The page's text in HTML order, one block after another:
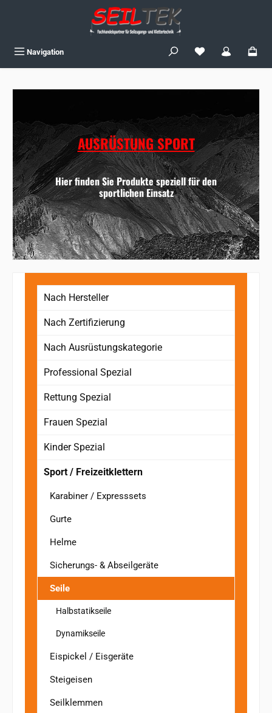
Navigation Du hast 0
AUSRÜSTUNG SPORT
Hier finden Sie Produkte speziell für den
sportlichen Einsatz
Nach Hersteller
Nach Zertifizierung
Nach Ausrüstungskategorie
Professional Spezial
Rettung Spezial
Frauen Spezial
Kinder Spezial
Sport / Freizeitklettern
Karabiner / Expresssets
Gurte
Helme
Sicherungs- & Abseilgeräte
Seile
Halbstatikseile
Dynamikseile
Eispickel / Eisgeräte
Steigeisen
Seilklemmen